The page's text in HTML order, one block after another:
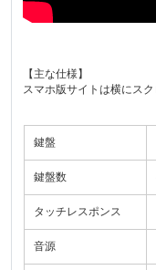
【主な仕様】
スマホ版サイトは横にス
鍵盤
鍵盤数
タッチレスポンス
音源